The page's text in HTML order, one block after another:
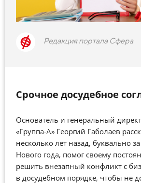
Редакция портала Сфера
Срочное досудебное
Основатель и генеральный
«Группа-А» Георгий Габолаев
несколько лет назад, буквально
Нового года, помог своему
решить внезапный конфликт с
в досудебном порядке, чтобы не